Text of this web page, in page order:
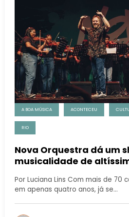
A BOA MÚSICA ACONTECEU
RIO
Nova Orquestra dá um
musicalidade de
Por Luciana Lins Com mais de 70
em apenas quatro anos, já se…